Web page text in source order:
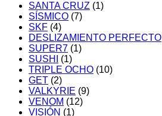
SANTA CRUZ (1)
SÍSMICO (7)
SKF (4)
DESLIZAMIENTO PERFECTO
SUPER7 (1)
SUSHI
(1)
TRIPLE OCHO (10)
GET (2)
VALKYRIE (9)
VENOM (12)
VISIÓN (1)